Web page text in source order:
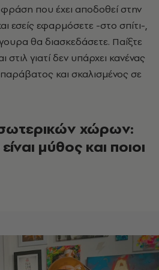
φράση που έχει αποδοθεί στην
εσείς εφαρμόσετε -στο σπίτι-,
θα διασκεδάσετε. Παίξτε
γιατί δεν υπάρχει κανένας
και σκαλισμένος σε
χώρων:
μύθος και ποιοι